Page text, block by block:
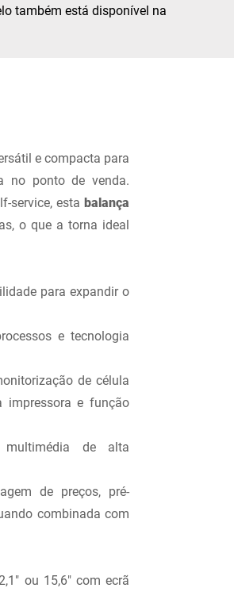
também está disponível na
e compacta para
no ponto de venda.
service, esta balança
o que a torna ideal
para expandir o
e tecnologia
de célula
impressora e função
multimédia de alta
de preços, pré-
combinada com
ou 15,6" com ecrã